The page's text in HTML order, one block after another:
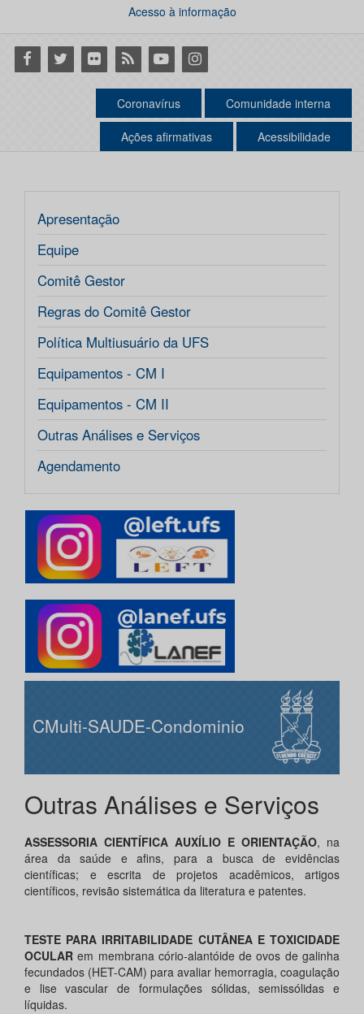
Acesso à informação
Facebook
Twitter Flickr RSS YoutubeInstagram
Coronavírus Comunidade interna
Ações afirmativas Acessibilidade
Apresentação
Equipe
Comitê Gestor
Regras do Comitê Gestor
Política Multiusuário da UFS
Equipamentos - CM I
Equipamentos - CM II
Outras Análises e Serviços
Agendamento
CMulti-SAUDE-Condominio
Outras Análises e Serviços
ASSESSORIA CIENTÍFICA AUXÍLIO E ORIENTAÇÃO, na
área da saúde e afins, para a busca de evidências
científicas; e escrita de projetos acadêmicos, artigos
científicos, revisão sistemática da literatura e patentes.
TESTE PARA IRRITABILIDADE CUTÂNEA E TOXICIDADE
OCULAR em membrana cório-alantóide de ovos de galinha
fecundados (HET-CAM) para avaliar hemorragia, coagulação
e lise vascular de formulações sólidas, semissólidas e
líquidas.